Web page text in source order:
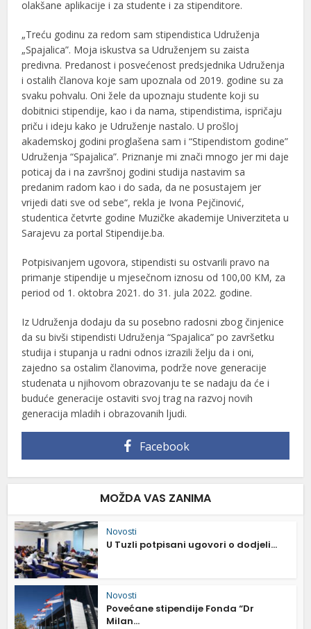
olakšane aplikacije i za studente i za stipenditore.
„Treću godinu za redom sam stipendistica Udruženja
„Spajalica”. Moja iskustva sa Udruženjem su zaista
predivna. Predanost i posvećenost predsjednika Udruženja
i ostalih članova koje sam upoznala od 2019. godine su za
svaku pohvalu. Oni žele da upoznaju studente koji su
dobitnici stipendije, kao i da nama, stipendistima, ispričaju
priču i ideju kako je Udruženje nastalo. U prošloj
akademskoj godini proglašena sam i “Stipendistom godine”
Udruženja “Spajalica”. Priznanje mi znači mnogo jer mi daje
poticaj da i na završnoj godini studija nastavim sa
predanim radom kao i do sada, da ne posustajem jer
vrijedi dati sve od sebe“, rekla je Ivona Pejčinović,
studentica četvrte godine Muzičke akademije Univerziteta u
Sarajevu za portal Stipendije.ba.
Potpisivanjem ugovora, stipendisti su ostvarili pravo na
primanje stipendije u mjesečnom iznosu od 100,00 KM, za
period od 1. oktobra 2021. do 31. jula 2022. godine.
Iz Udruženja dodaju da su posebno radosni zbog činjenice
da su bivši stipendisti Udruženja “Spajalica” po završetku
studija i stupanja u radni odnos izrazili želju da i oni,
zajedno sa ostalim članovima, podrže nove generacije
studenata u njihovom obrazovanju te se nadaju da će i
buduće generacije ostaviti svoj trag na razvoj novih
generacija mladih i obrazovanih ljudi.
Facebook
MOŽDA VAS ZANIMA
Novosti
U Tuzli potpisani ugovori o dodjeli...
Novosti
Povećane stipendije Fonda “Dr
Milan...